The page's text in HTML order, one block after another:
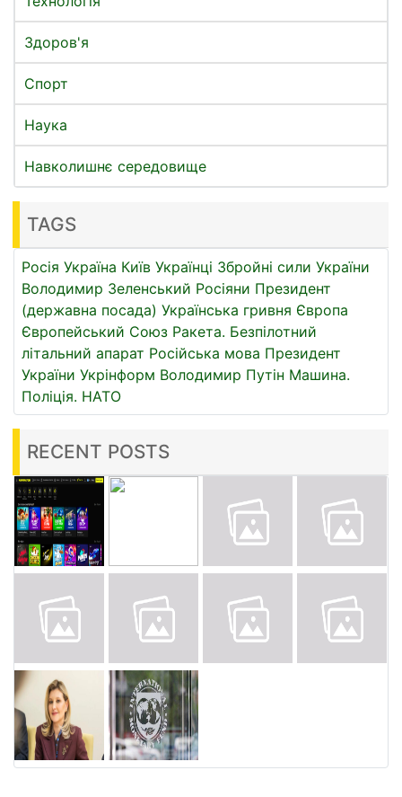
Здоров'я
Спорт
Наука
Навколишнє середовище
TAGS
Росія Україна Київ Українці Збройні сили України
Володимир Зеленський Росіяни Президент
(державна посада) Українська гривня Європа
Європейський Союз Ракета. Безпілотний
літальний апарат Російська мова Президент
України Укрінформ Володимир Путін Машина.
Поліція. НАТО
RECENT POSTS